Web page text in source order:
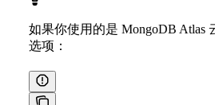
如果你使用的是 MongoDB Atlas
选项：